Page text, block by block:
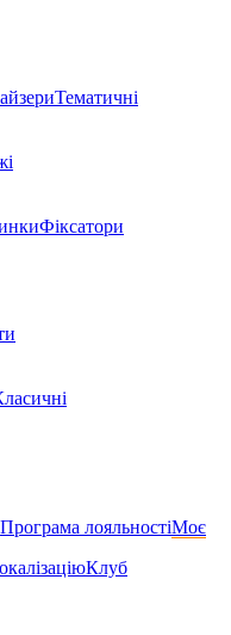
Тематичні
Фіксатори
Програма лояльностіМоє
Клуб